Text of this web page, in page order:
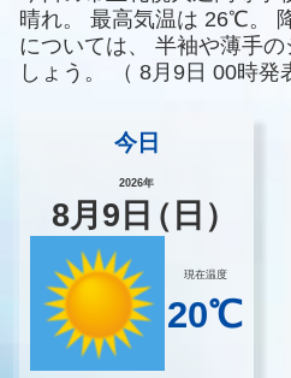
晴れ。
最高気温は 26℃。
については、
半袖や薄手
しょう。
（ 8月9日 00時発
今日
2026年
8月 9 日（日）
現在温度
20℃